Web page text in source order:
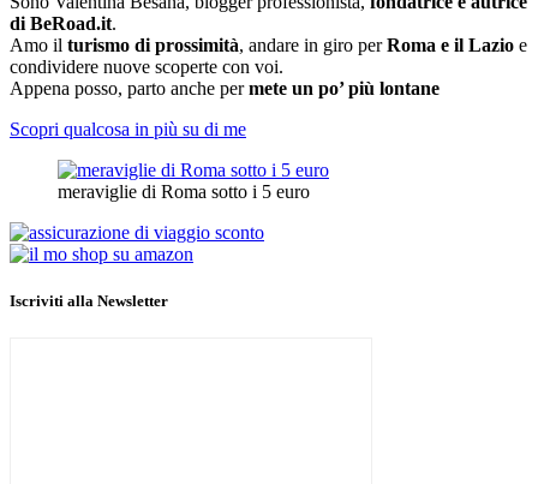
di BeRoad.it.
Amo il turismo di prossimità, andare in giro per Roma e il Lazio e
condividere nuove scoperte con voi.
Appena posso, parto anche per mete un po’ più lontane
Scopri qualcosa in più su di me
meraviglie di Roma sotto i 5 euro
Iscriviti alla Newsletter